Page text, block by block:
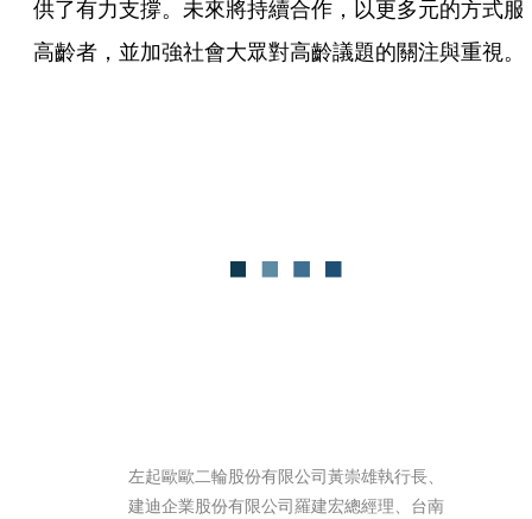
供了有力支撐。未來將持續合作，以更多元的方式服
高齡者，並加強社會大眾對高齡議題的關注與重視
左起歐歐二輪股份有限公司黃崇雄執行長、
建迪企業股份有限公司羅建宏總經理、台南